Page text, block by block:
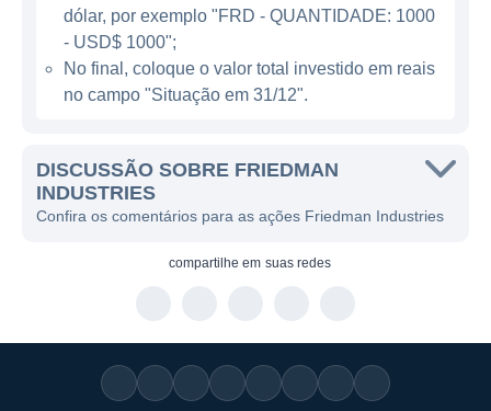
Industries é baseado em duas divisões
principais: a divisão de produtos de aço, e a
divisão de produtos tubulares. A empresa se
destaca na produção de chapas de aço e
em várias aplicações industriais e de
construção. Além disso, a divisão de
produtos tubulares fornece uma gama de
Friedman Industries é capaz de atender a
dólar, por exemplo "FRD - QUANTIDADE: 1000
- USD$ 1000";
No final, coloque o valor total investido em reais
no campo "Situação em 31/12".
DISCUSSÃO SOBRE FRIEDMAN
INDUSTRIES
Confira os comentários para as ações Friedman Industries
compartilhe em suas redes